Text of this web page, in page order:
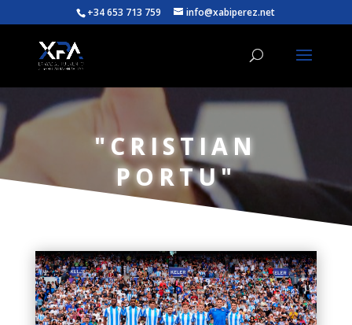
+34 653 713 759 info@xabiperez.net
"CRISTIAN
PORTU"